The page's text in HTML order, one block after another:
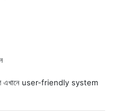
এখানে user-friendly system